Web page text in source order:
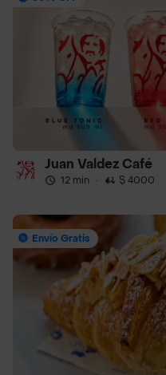
Juan Valdez Café
12 min · $ 4000
Envío Gratis